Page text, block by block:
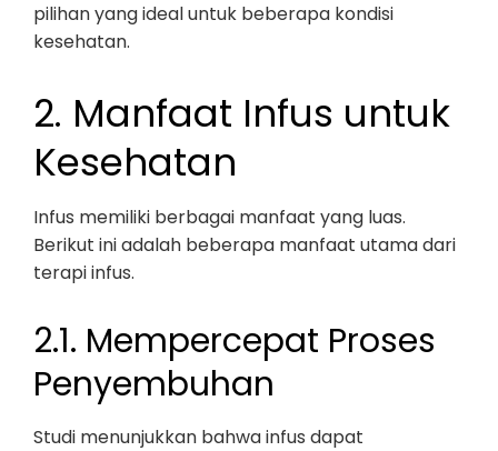
pilihan yang ideal untuk beberapa kondisi
kesehatan.
2. Manfaat Infus untuk
Kesehatan
Infus memiliki berbagai manfaat yang luas.
Berikut ini adalah beberapa manfaat utama dari
terapi infus.
2.1. Mempercepat Proses
Penyembuhan
Studi menunjukkan bahwa infus dapat